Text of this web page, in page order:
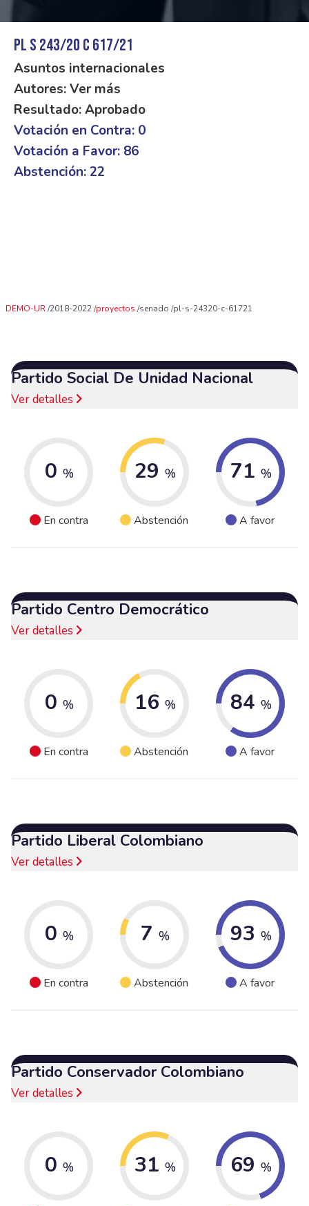
PL S 243/20 C 617/21
Asuntos internacionales
Autores: Ver más
Resultado: Aprobado
Votación en Contra: 0
Votación a Favor: 86
Abstención: 22
DEMO-UR 2018-2022 proyectos senado pl-s-24320-c-61721
Partido Social De Unidad Nacional
Ver detalles
0 %
En contra
29 %
Abstención
71 %
A favor
Partido Centro Democrático
Ver detalles
0 %
En contra
16 %
Abstención
84 %
A favor
Partido Liberal Colombiano
Ver detalles
0 %
En contra
7 %
Abstención
93 %
A favor
Partido Conservador Colombiano
Ver detalles
0 % 31 % 69 %